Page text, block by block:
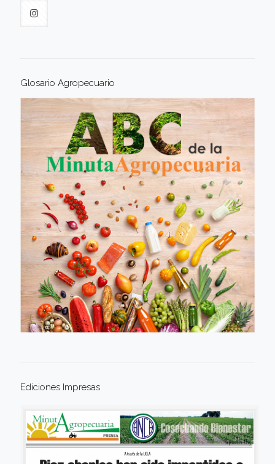
Glosario Agropecuario
Ediciones Impresas